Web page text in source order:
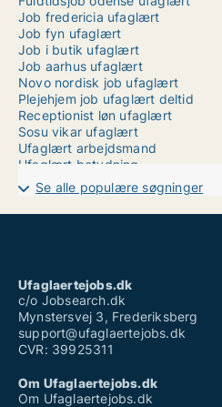
Job fredericia ufaglært
Job fyn ufaglært
Job i butik ufaglært
Job aarhus ufaglært
Novo nordisk job ufaglært
Plejehjem job ufaglært deltid
Receptionist løn ufaglært
Sosu vikar ufaglært
Ufaglært arbejdsmand
Ufaglært betydning
Ufaglært deltidsjob københavn
Ufaglært fængselsbetjent
Ufaglært håndværker job
Vikarbureau århus ufaglært
Weekend job ufaglært
Se alle populære søgninger
Ufaglaertejobs.dk
c/o Jobsearch.dk
Mynstersvej 3, Frederiksberg
support@ufaglaertejobs.dk
CVR: 39925311
Om Ufaglaertejobs.dk
Om Ufaglaertejobs.dk